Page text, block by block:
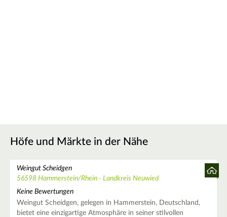
Höfe und Märkte in der Nähe
Weingut Scheidgen
56598 Hammerstein/Rhein - Landkreis Neuwied
Keine Bewertungen
Weingut Scheidgen, gelegen in Hammerstein, Deutschland,
bietet eine einzigartige Atmosphäre in seiner stilvollen